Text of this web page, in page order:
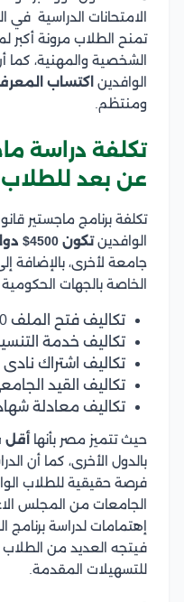
الامتحانات الدراسية في
تمنح الطلاب مرونة أكبر
الشخصية والمهنية،
الوافدين اكتساب
ومنتظم.
تكلفة دراسة
عن بعد للطلاب
تكلفة برنامج ماجستير
الوافدينتكون 4500$ دولار سنوياً،
جامعة لأخرى، بالإضافة
الخاصة بالجهات
تكاليف فتح الملف 170 دولار
تكاليف خدمة التنسيق
تكاليف اشتراك نادى
تكاليف القيد الجامعي 1500
تكاليف معادلة شهادة
حيث تتميز مصر بأنها أقل
بالدول الأخرى، كما أن
فرصة حقيقية للطلاب
الجامعات من المجلس
إهتمامات لدراسة
فيتجه العديد من الطلاب
للتسهيلات المقدمة.